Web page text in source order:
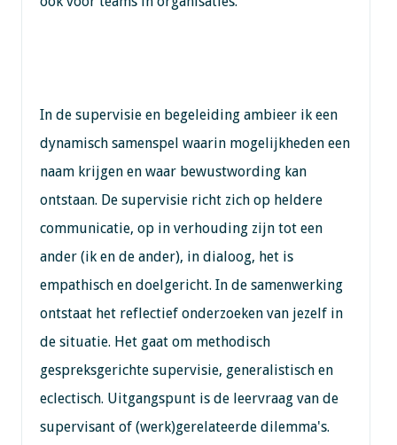
In de supervisie en begeleiding ambieer ik een
dynamisch samenspel waarin mogelijkheden een
naam krijgen en waar bewustwording kan
ontstaan. De supervisie richt zich op heldere
communicatie, op in verhouding zijn tot een
ander (ik en de ander), in dialoog, het is
empathisch en doelgericht. In de samenwerking
ontstaat het reflectief onderzoeken van jezelf in
de situatie. Het gaat om methodisch
gespreksgerichte supervisie, generalistisch en
eclectisch. Uitgangspunt is de leervraag van de
supervisant of (werk)gerelateerde dilemma's.